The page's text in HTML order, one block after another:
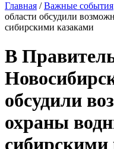
Главная / Важные события
области обсудили
сибирскими казаками
В
обсудили
охраны
сибирскими